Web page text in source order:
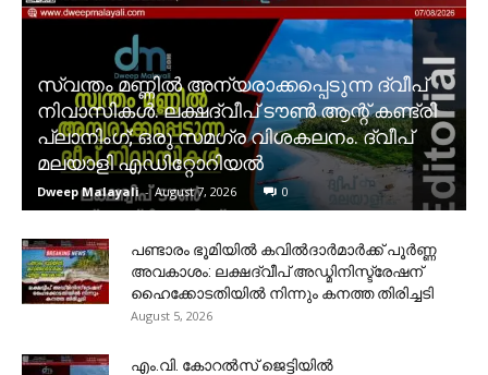
സ്വന്തം മണ്ണിൽ അന്യരാക്കപ്പെടുന്ന ദ്വീപ്
നിവാസികൾ. ലക്ഷദ്വീപ് ടൗൺ ആന്റ് കണ്ട്രി
പ്ലാനിംഗ്; ഒരു സമഗ്ര വിശകലനം. ദ്വീപ്
മലയാളി എഡിറ്റോറിയൽ
Dweep Malayali - August 7, 2026 0
പണ്ടാരം ഭൂമിയിൽ കവിൽദാർമാർക്ക് പൂർണ്ണ
അവകാശം: ലക്ഷദ്വീപ് അഡ്മിനിസ്ട്രേഷന്
ഹൈക്കോടതിയിൽ നിന്നും കനത്ത തിരിച്ചടി
August 5, 2026
​എം.വി. കോറൽസ് ജെട്ടിയിൽ